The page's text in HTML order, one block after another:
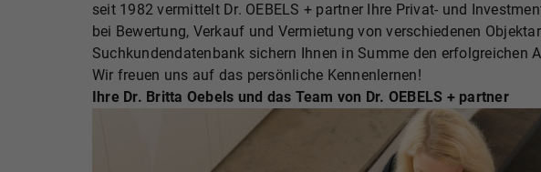
seit 1982 vermittelt Dr. OEBELS + partner Ihre Privat- und
bei Bewertung, Verkauf und Vermietung von verschiedenen
Suchkundendatenbank sichern Ihnen in Summe den erfolgreichen
Wir freuen uns auf das persönliche Kennenlernen!
Ihre Dr. Britta Oebels und das Team von Dr. OEBELS + partner